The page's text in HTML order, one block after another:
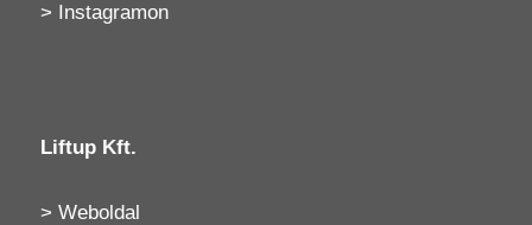
> Instagramon
Liftup Kft.
> Weboldal